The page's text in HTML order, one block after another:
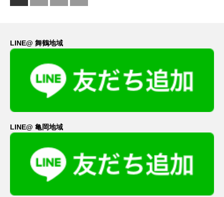
LINE@ 舞鶴地域
LINE@ 亀岡地域